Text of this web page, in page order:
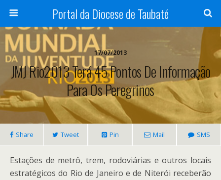
Portal da Diocese de Taubaté
17/07/2013
JMJ Rio2013 Terá 45 Pontos De Informação
Para Os Peregrinos
Share Tweet Pin Mail SMS
Estações de metrô, trem, rodoviárias e outros locais
estratégicos do Rio de Janeiro e de Niterói receberão